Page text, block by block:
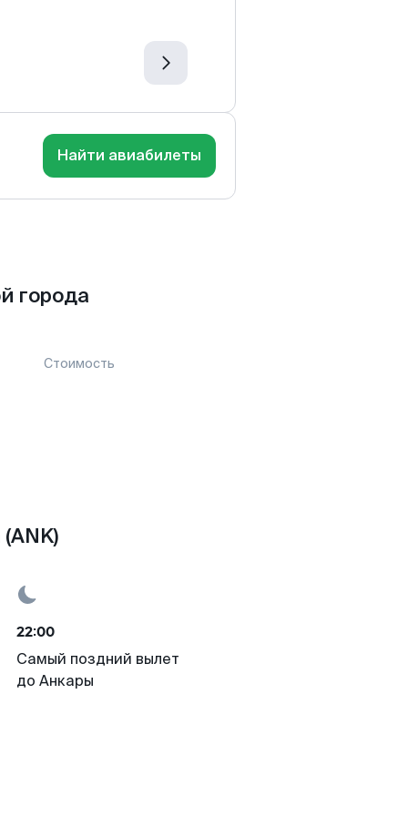
Найти авиабилеты
города
Стоимость
22:00
Самый поздний вылет
до Анкары